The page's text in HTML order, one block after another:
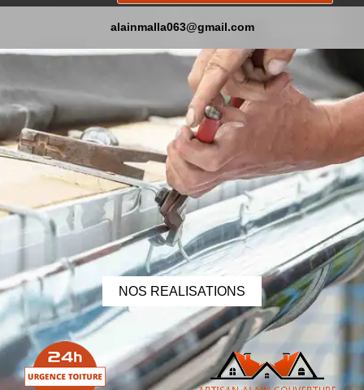
alainmalla063@gmail.com
NOS REALISATIONS